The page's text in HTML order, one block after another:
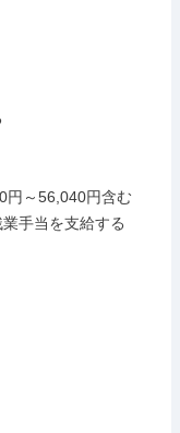
円～56,040円含む
手当を支給する